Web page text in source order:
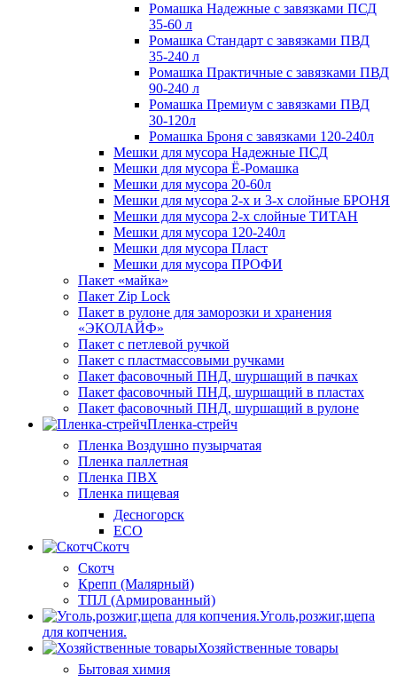
Ромашка Надежные с завязками ПСД
35-60 л
Ромашка Стандарт с завязками ПВД
35-240 л
Ромашка Практичные с завязками ПВД
90-240 л
Ромашка Премиум с завязками ПВД
30-120л
Ромашка Броня с завязками 120-240л
Мешки для мусора Надежные ПСД
Мешки для мусора Ё-Ромашка
Мешки для мусора 20-60л
Мешки для мусора 2-х и 3-х слойные БРОНЯ
Мешки для мусора 2-х слойные ТИТАН
Мешки для мусора 120-240л
Мешки для мусора Пласт
Мешки для мусора ПРОФИ
Пакет «майка»
Пакет Zip Lock
Пакет в рулоне для заморозки и хранения
«ЭКОЛАЙФ»
Пакет с петлевой ручкой
Пакет с пластмассовыми ручками
Пакет фасовочный ПНД, шуршащий в пачках
Пакет фасовочный ПНД, шуршащий в пластах
Пакет фасовочный ПНД, шуршащий в рулоне
Пленка-стрейч
Пленка Воздушно пузырчатая
Пленка паллетная
Пленка ПВХ
Пленка пищевая
Десногорск
ECO
Скотч
Скотч
Крепп (Малярный)
ТПЛ (Армированный)
Уголь,розжиг,щепа
для копчения.
Хозяйственные товары
Бытовая химия